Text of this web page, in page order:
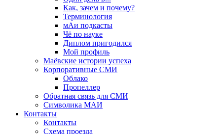
Как, зачем и почему?
Терминология
мАи подкасты
Чё по науке
Диплом пригодился
Мой профиль
Маёвские истории успеха
Корпоративные СМИ
Облако
Пропеллер
Обратная связь для СМИ
Символика МАИ
Контакты
Контакты
Схема проезда